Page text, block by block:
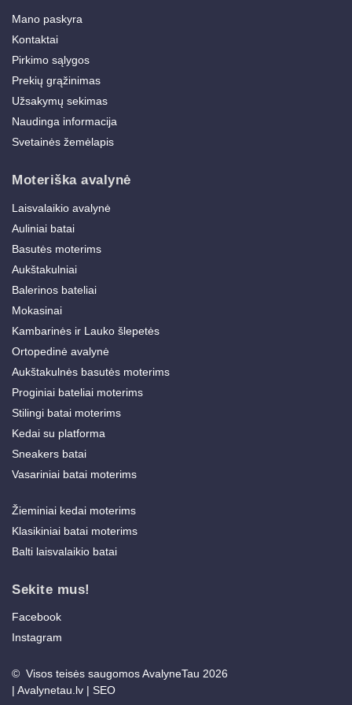
Mano paskyra
Kontaktai
Pirkimo sąlygos
Prekių grąžinimas
Užsakymų sekimas
Naudinga informacija
Svetainės žemėlapis
Moteriška avalynė
Laisvalaikio avalynė
Auliniai batai
Basutės moterims
Aukštakulniai
Balerinos bateliai
Mokasinai
Kambarinės ir Lauko šlepetės
Ortopedinė avalynė
Aukštakulnės basutės moterims
Proginiai bateliai moterims
Stilingi batai moterims
Kedai su platforma
Sneakers batai
Vasariniai batai moterims
Žieminiai kedai moterims
Klasikiniai batai moterims
Balti laisvalaikio batai
Sekite mus!
Facebook
Instagram
© Visos teisės saugomos AvalyneTau 2026
| Avalynetau.lv | SEO